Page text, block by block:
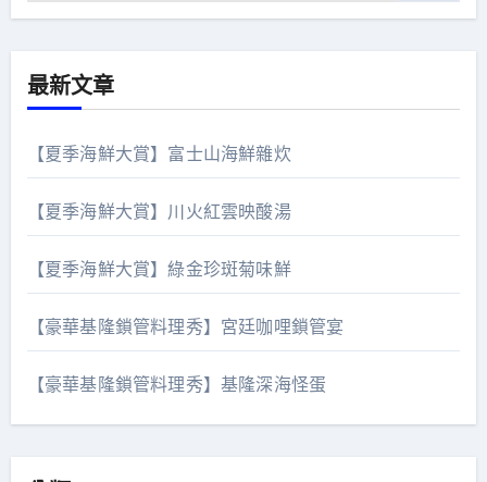
最新文章
【夏季海鮮大賞】富士山海鮮雜炊
【夏季海鮮大賞】川火紅雲映酸湯
【夏季海鮮大賞】綠金珍斑菊味鮮
【豪華基隆鎖管料理秀】宮廷咖哩鎖管宴
【豪華基隆鎖管料理秀】基隆深海怪蛋